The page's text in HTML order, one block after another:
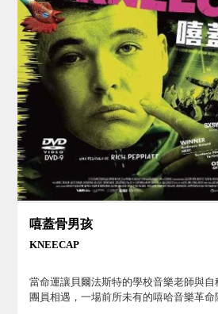
嘻蓋骨男孩
KNEECAP
當命運讓貝爾法斯特的學校音樂老師與
團員相遇，一場前所未有的嘻哈音樂革